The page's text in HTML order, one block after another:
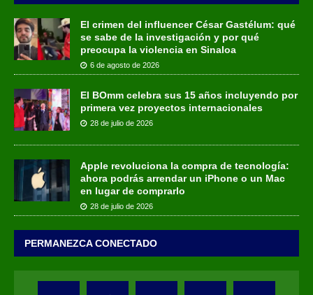
El crimen del influencer César Gastélum: qué
se sabe de la investigación y por qué
preocupa la violencia en Sinaloa
6 de agosto de 2026
El BOmm celebra sus 15 años incluyendo por
primera vez proyectos internacionales
28 de julio de 2026
Apple revoluciona la compra de tecnología:
ahora podrás arrendar un iPhone o un Mac
en lugar de comprarlo
28 de julio de 2026
PERMANEZCA CONECTADO